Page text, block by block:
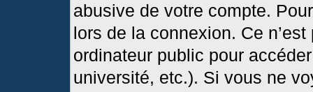
abusive de votre compte.
lors de la connexion. Ce
ordinateur public pour
université, etc.). Si vous ne